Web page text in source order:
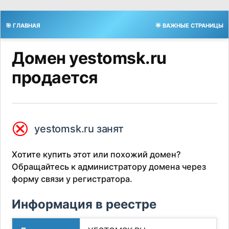
🎯 ГЛАВНАЯ 🌟 ВАЖНЫЕ СТРАНИЦЫ
Домен yestomsk.ru
продается
⮿ yestomsk.ru занят
Хотите купить этот или похожий домен?
Обращайтесь к администратору домена через
форму связи у регистратора.
Информация в реестре